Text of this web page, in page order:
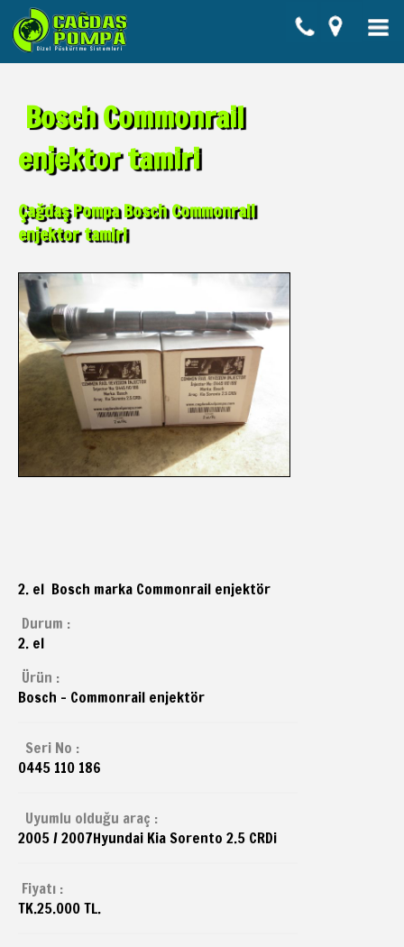
Bosch Commonrail
enjektor tamiri
Çağdaş Pompa Bosch Commonrail
enjektor tamiri
2. el Bosch marka Commonrail enjektör
Durum :
2. el
Ürün :
Bosch - Commonrail enjektör
Seri No :
0445 110 186
Uyumlu olduğu araç :
2005 / 2007Hyundai Kia Sorento 2.5 CRDi
Fiyatı :
TK.25.000 TL.